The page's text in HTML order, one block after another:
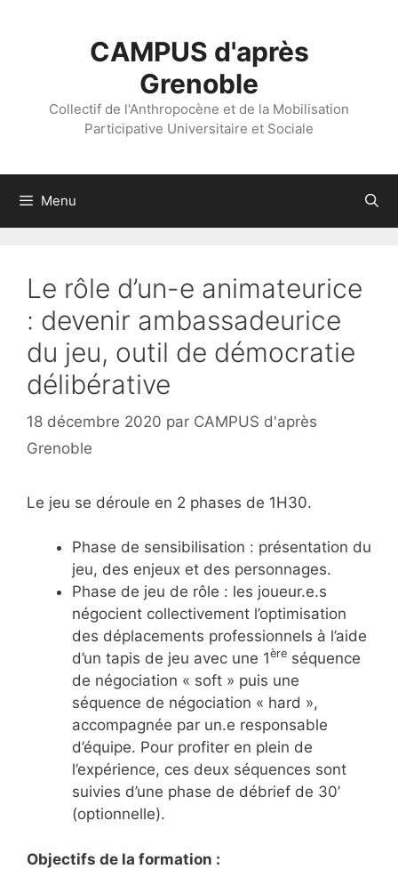
CAMPUS d'après
Grenoble
Collectif de l'Anthropocène et de la Mobilisation
Participative Universitaire et Sociale
Menu
Le rôle d’un-e animateurice
: devenir ambassadeurice
du jeu, outil de démocratie
délibérative
18 décembre 2020 par CAMPUS d'après
Grenoble
Le jeu se déroule en 2 phases de 1H30.
Phase de sensibilisation : présentation du
jeu, des enjeux et des personnages.
Phase de jeu de rôle : les joueur.e.s
négocient collectivement l’optimisation
des déplacements professionnels à l’aide
d’un tapis de jeu avec une 1ère séquence
de négociation « soft » puis une
séquence de négociation « hard »,
accompagnée par un.e responsable
d’équipe. Pour profiter en plein de
l’expérience, ces deux séquences sont
suivies d’une phase de débrief de 30’
(optionnelle).
Objectifs de la formation :